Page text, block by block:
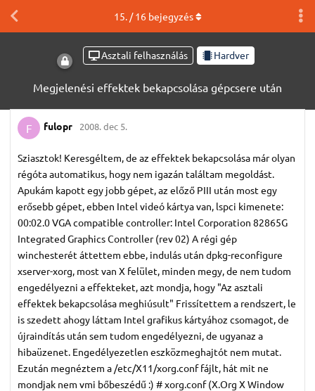
Asztali felhasználás Hardver
Megjelenési effektek bekapcsolása gépcsere után
15. /16bejegyzés
F fulopr 2008. dec 5.
Sziasztok! Keresgéltem, de az effektek bekapcsolása már olyan
régóta automatikus, hogy nem igazán találtam megoldást.
Apukám kapott egy jobb gépet, az előző PIII után most egy
erősebb gépet, ebben Intel videó kártya van, lspci kimenete:
00:02.0 VGA compatible controller: Intel Corporation 82865G
Integrated Graphics Controller (rev 02) A régi gép
winchesterét áttettem ebbe, indulás után dpkg-reconfigure
xserver-xorg, most van X felület, minden megy, de nem tudom
engedélyezni a effekteket, azt mondja, hogy "Az asztali
effektek bekapcsolása meghiúsult" Frissítettem a rendszert, le
is szedett ahogy láttam Intel grafikus kártyához csomagot, de
újraindítás után sem tudom engedélyezni, de ugyanaz a
hibaüzenet. Engedélyezetlen eszközmeghajtót nem mutat.
Ezután megnéztem a /etc/X11/xorg.conf fájlt, hát mit ne
mondjak nem vmi bőbeszédű :) # xorg.conf (X.Org X Window